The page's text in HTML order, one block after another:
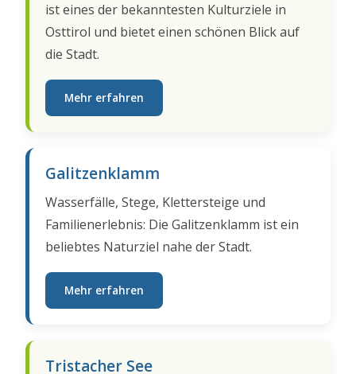
ist eines der bekanntesten Kulturziele in
Osttirol und bietet einen schönen Blick auf
die Stadt.
Mehr erfahren
Galitzenklamm
Wasserfälle, Stege, Klettersteige und
Familienerlebnis: Die Galitzenklamm ist ein
beliebtes Naturziel nahe der Stadt.
Mehr erfahren
Tristacher See